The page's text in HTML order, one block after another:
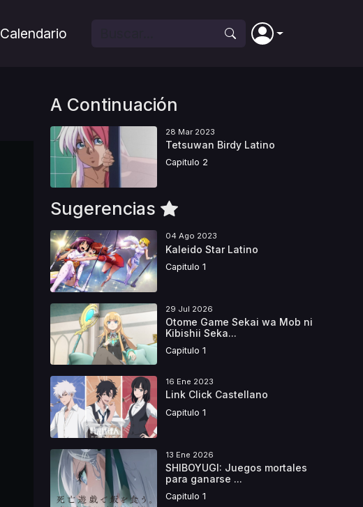
Calendario
A Continuación
28 Mar 2023
Tetsuwan Birdy Latino
Capitulo 2
Sugerencias
04 Ago 2023
Kaleido Star Latino
Capitulo 1
29 Jul 2026
Otome Game Sekai wa Mob ni
Kibishii Seka...
Capitulo 1
16 Ene 2023
Link Click Castellano
Capitulo 1
13 Ene 2026
SHIBOYUGI: Juegos mortales
para ganarse ...
Capitulo 1